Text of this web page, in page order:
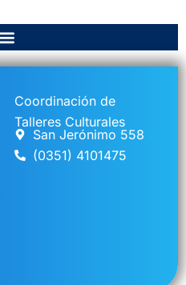
Coordinación de
Talleres Culturales
San Jerónimo 558
(0351) 4101475